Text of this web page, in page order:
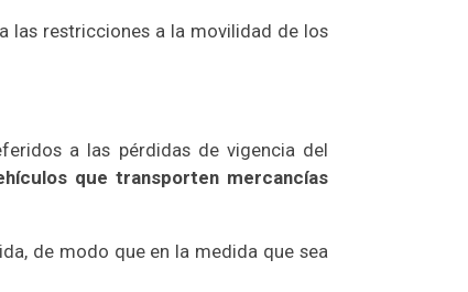
las restricciones a la movilidad de los
a las pérdidas de vigencia del
que transporten mercancías
de modo que en la medida que sea